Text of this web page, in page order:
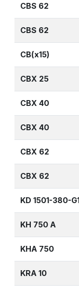
CBS 62
CBS 62
CB(x15)
CBX 25
CBX 40
CBX 40
CBX 62
CBX 62
KD 1501-380-
KH 750 A
KHA 750
KRA 10